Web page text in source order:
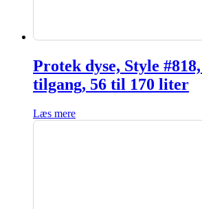
Protek dyse, Style
tilgang, 56 til 170 liter
Læs mere